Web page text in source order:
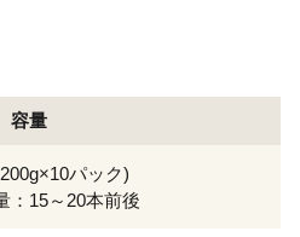
容量
パック)
：15～20本前後